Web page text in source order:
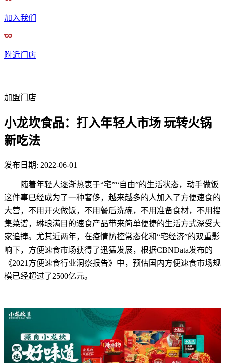
加入我们
附近门店
加盟门店
小龙坎食品：打入年轻人市场 玩转火锅
新吃法
发布日期: 2022-06-01
随着年轻人逐渐热衷于“宅”“自由”的生活状态，动手做饭
这件事已经成为了一种奢侈，越来越多的人加入了方便速食的
大营，不用开火做饭，不用餐后洗碗，不用准备食材，不用搜
集菜谱，琳琅满目的速食产品带来简单便捷的生活方式深受大
家追捧。尤其近两年，在疫情防控常态化和“宅经济”的双重影
响下，方便速食市场获得了迅猛发展，根据CBNData发布的
《2021方便速食行业洞察报告》中，预估国内方便速食市场规
模已经超过了2500亿元。